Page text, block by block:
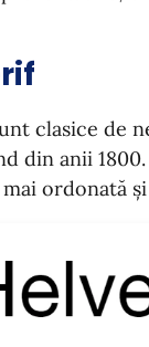
clasice de
din anii
ordonată